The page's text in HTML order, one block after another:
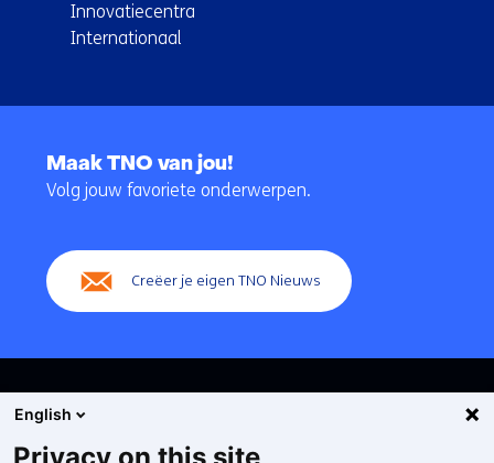
Innovatiecentra
Internationaal
navigatie
Maak TNO van jou!
Volg jouw favoriete onderwerpen.
Creëer je eigen TNO Nieuws
English